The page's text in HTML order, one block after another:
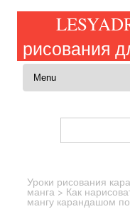
рисования
Перейти к
Уроки рисования
манга > Как
мангу карандашом